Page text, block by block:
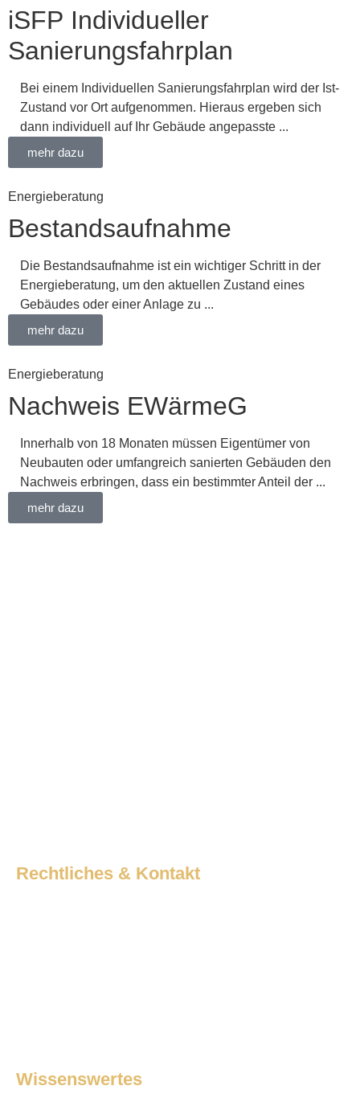
iSFP Individueller
Sanierungsfahrplan
Bei einem Individuellen Sanierungsfahrplan wird der Ist-
Zustand vor Ort aufgenommen. Hieraus ergeben sich
dann individuell auf Ihr Gebäude angepasste ...
mehr dazu
Energieberatung
Bestandsaufnahme
Die Bestandsaufnahme ist ein wichtiger Schritt in der
Energieberatung, um den aktuellen Zustand eines
Gebäudes oder einer Anlage zu ...
mehr dazu
Energieberatung
Nachweis EWärmeG
Innerhalb von 18 Monaten müssen Eigentümer von
Neubauten oder umfangreich sanierten Gebäuden den
Nachweis erbringen, dass ein bestimmter Anteil der ...
mehr dazu
Rechtliches & Kontakt
Wissenswertes